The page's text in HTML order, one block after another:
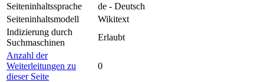
Seiteninhaltssprache
de - Deutsch
Seiteninhaltsmodell
Wikitext
Indizierung durch
Suchmaschinen
Erlaubt
Anzahl der
Weiterleitungen zu
dieser Seite
0